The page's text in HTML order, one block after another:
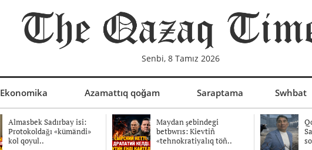
Senbi, 8 Tamız 2026
Ekonomika Azamattıq qoğam Saraptama Swhbat
Almasbek Sadırbay isi:
Protokoldağı «kümändi»
kol qoyul..
Maydan şebindegi
betbwrıs: Kievtiñ
«tehnokratiyalıq töñ..